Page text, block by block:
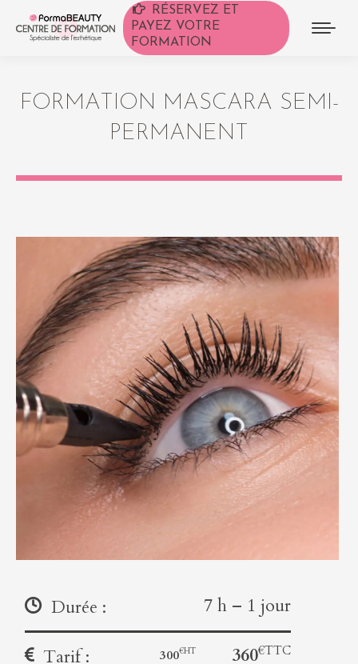
RÉSERVEZ ET
PAYEZ VOTRE
FORMATION
FORMATION MASCARA SEMI-
PERMANENT
Durée : 7 h – 1 jour
Tarif : 300 360